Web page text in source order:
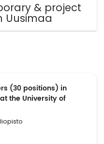
& project
Uusimaa
(30 positions) in
the University of